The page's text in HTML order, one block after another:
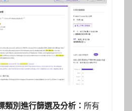
類別進行篩選及分析： 所有